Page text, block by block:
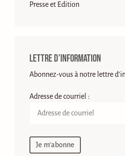
Presse et Edition
Lettre d’information
Abonnez-vous à notre lettre
Adresse de courriel :